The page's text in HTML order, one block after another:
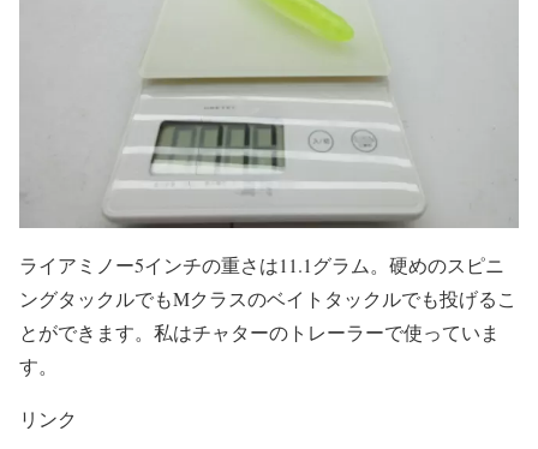
ライアミノー5インチの重さは11.1グラム。硬めのスピニ
ングタックルでもMクラスのベイトタックルでも投げるこ
とができます。私はチャターのトレーラーで使っていま
す。
リンク